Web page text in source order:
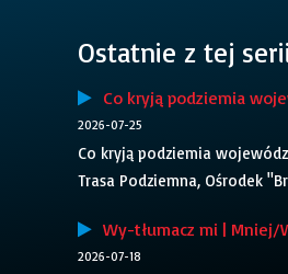
Ostatnie z tej
Co kryją podziemia
2026-07-25
Co kryją podziemia
Trasa Podziemna, Ośrodek
Wy-tłumacz mi | Mniej/
2026-07-18